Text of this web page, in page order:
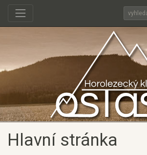
Hlavní stránka